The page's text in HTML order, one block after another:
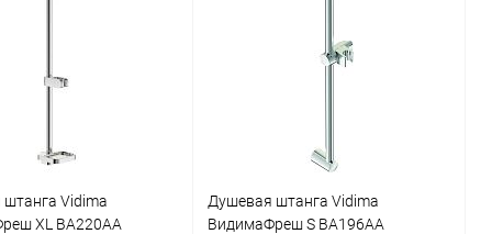
Vidima
XL BA220AA
Душевая штанга Vidima
ВидимаФреш S BA196AA